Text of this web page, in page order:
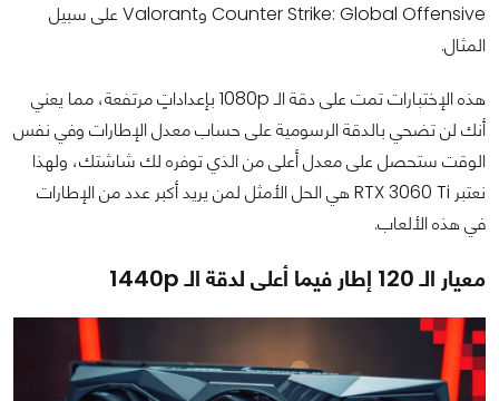
Counter Strike: Global Offensive وValorant على سبيل
المثال.
هذه الإختبارات تمت على دقة الـ 1080p بإعداداتٍ مرتفعة، مما يعني
أنك لن تضحي بالدقة الرسومية على حساب معدل الإطارات وفي نفس
الوقت ستحصل على معدل أعلى من الذي توفره لك شاشتك، ولهذا
نعتبر RTX 3060 Ti هي الحل الأمثل لمن يريد أكبر عدد من الإطارات
في هذه الألعاب.
معيار الـ 120 إطار فيما أعلى لدقة الـ 1440p